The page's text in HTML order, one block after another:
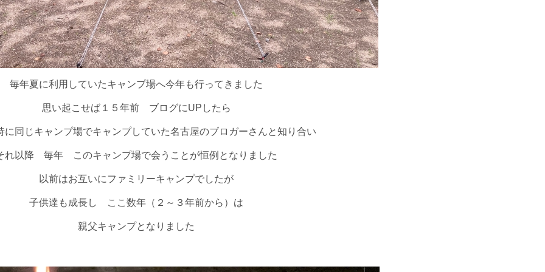
毎年夏に利用していたキャンプ場へ今年も行ってきました
思い起こせば１５年前 ブログにUPしたら
に同じキャンプ場でキャンプしていた名古屋のブロガーさんと知り合い
れ以降 毎年 このキャンプ場で会うことが恒例となりました
以前はお互いにファミリーキャンプでしたが
子供達も成長し ここ数年（２～３年前から）は
親父キャンプとなりました